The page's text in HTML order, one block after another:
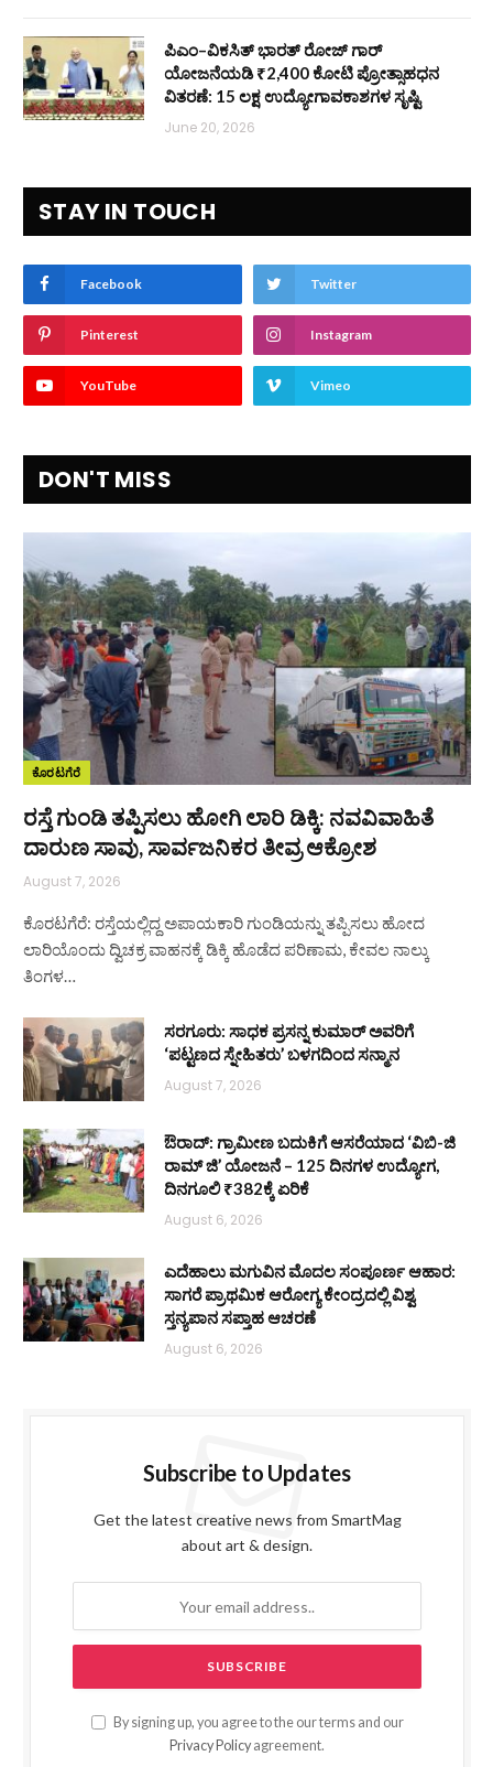
ಪಿಎಂ–ವಿಕಸಿತ್ ಭಾರತ್ ರೋಜ್‌ ಗಾರ್
ಯೋಜನೆಯಡಿ ₹2,400 ಕೋಟಿ ಪ್ರೋತ್ಸಾಹಧನ
ವಿತರಣೆ: 15 ಲಕ್ಷ ಉದ್ಯೋಗಾವಕಾಶಗಳ ಸೃಷ್ಟಿ
June 20, 2026
STAY IN TOUCH
Facebook Twitter
Pinterest Instagram
YouTube Vimeo
DON'T MISS
ಕೊರಟಗೆರೆ
ರಸ್ತೆ ಗುಂಡಿ ತಪ್ಪಿಸಲು ಹೋಗಿ ಲಾರಿ ಡಿಕ್ಕಿ: ನವವಿವಾಹಿತೆ
ದಾರುಣ ಸಾವು, ಸಾರ್ವಜನಿಕರ ತೀವ್ರ ಆಕ್ರೋಶ
August 7, 2026
ಕೊರಟಗೆರೆ: ರಸ್ತೆಯಲ್ಲಿದ್ದ ಅಪಾಯಕಾರಿ ಗುಂಡಿಯನ್ನು ತಪ್ಪಿಸಲು ಹೋದ
ಲಾರಿಯೊಂದು ದ್ವಿಚಕ್ರ ವಾಹನಕ್ಕೆ ಡಿಕ್ಕಿ ಹೊಡೆದ ಪರಿಣಾಮ, ಕೇವಲ ನಾಲ್ಕು
ತಿಂಗಳ…
ಸರಗೂರು: ಸಾಧಕ ಪ್ರಸನ್ನ ಕುಮಾರ್ ಅವರಿಗೆ
‘ಪಟ್ಟಣದ ಸ್ನೇಹಿತರು’ ಬಳಗದಿಂದ ಸನ್ಮಾನ
August 7, 2026
ಔರಾದ್: ಗ್ರಾಮೀಣ ಬದುಕಿಗೆ ಆಸರೆಯಾದ ‘ವಿಬಿ-ಜಿ
ರಾಮ್ ಜಿ’ ಯೋಜನೆ – 125 ದಿನಗಳ ಉದ್ಯೋಗ,
ದಿನಗೂಲಿ ₹382ಕ್ಕೆ ಏರಿಕೆ
August 6, 2026
ಎದೆಹಾಲು ಮಗುವಿನ ಮೊದಲ ಸಂಪೂರ್ಣ ಆಹಾರ:
ಸಾಗರೆ ಪ್ರಾಥಮಿಕ ಆರೋಗ್ಯ ಕೇಂದ್ರದಲ್ಲಿ ವಿಶ್ವ
ಸ್ತನ್ಯಪಾನ ಸಪ್ತಾಹ ಆಚರಣೆ
August 6, 2026
Subscribe to Updates
Get the latest creative news from SmartMag
about art & design.
By signing up, you agree to the our terms and our
Privacy Policy agreement.